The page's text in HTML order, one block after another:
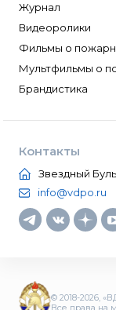
Журнал
Видеоролики
Фильмы о
Мультфильмы о
Брандистика
Контакты
Звездный
info@vdpo.ru
© 2018-2026,